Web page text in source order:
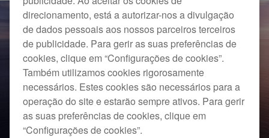
direcionamento, está a autorizar-nos a divulgação
de dados pessoais aos nossos parceiros terceiros
de publicidade. Para gerir as suas preferências de
cookies, clique em “Configurações de cookies”.
Também utilizamos cookies rigorosamente
necessários. Estes cookies são necessários para a
operação do site e estarão sempre ativos. Para gerir
as suas preferências de cookies, clique em
“Configurações de cookies”.